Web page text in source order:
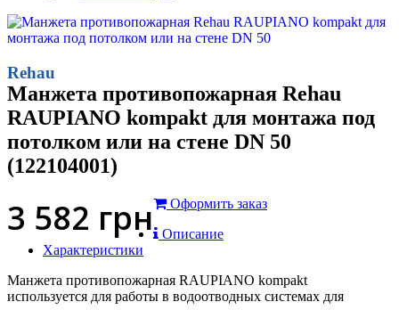
Rehau
Манжета противопожарная Rehau
RAUPIANO kompakt для монтажа под
потолком или на стене DN 50
(122104001)
3 582 грн
Оформить заказ
Описание
Характеристики
Манжета противопожарная RAUPIANO kompakt
используется для работы в водоотводных системах для